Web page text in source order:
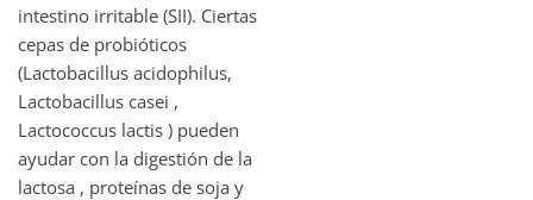
intestino irritable (SII). Ciertas
cepas de probióticos
(Lactobacillus acidophilus,
Lactobacillus casei ,
Lactococcus lactis ) pueden
ayudar con la digestión de la
lactosa , proteínas de soja y